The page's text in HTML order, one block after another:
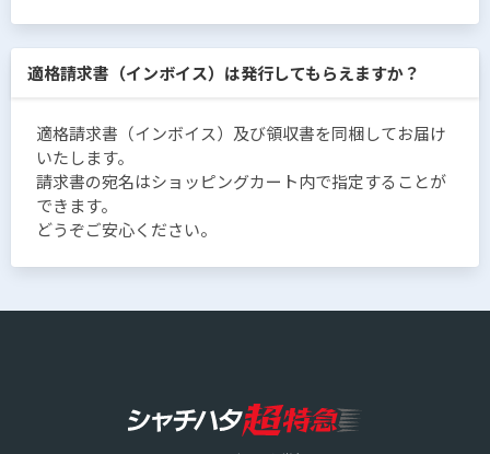
適格請求書（インボイス）は発行してもらえますか？
適格請求書（インボイス）及び領収書を同梱してお届け
いたします。
請求書の宛名はショッピングカート内で指定することが
できます。
どうぞご安心ください。